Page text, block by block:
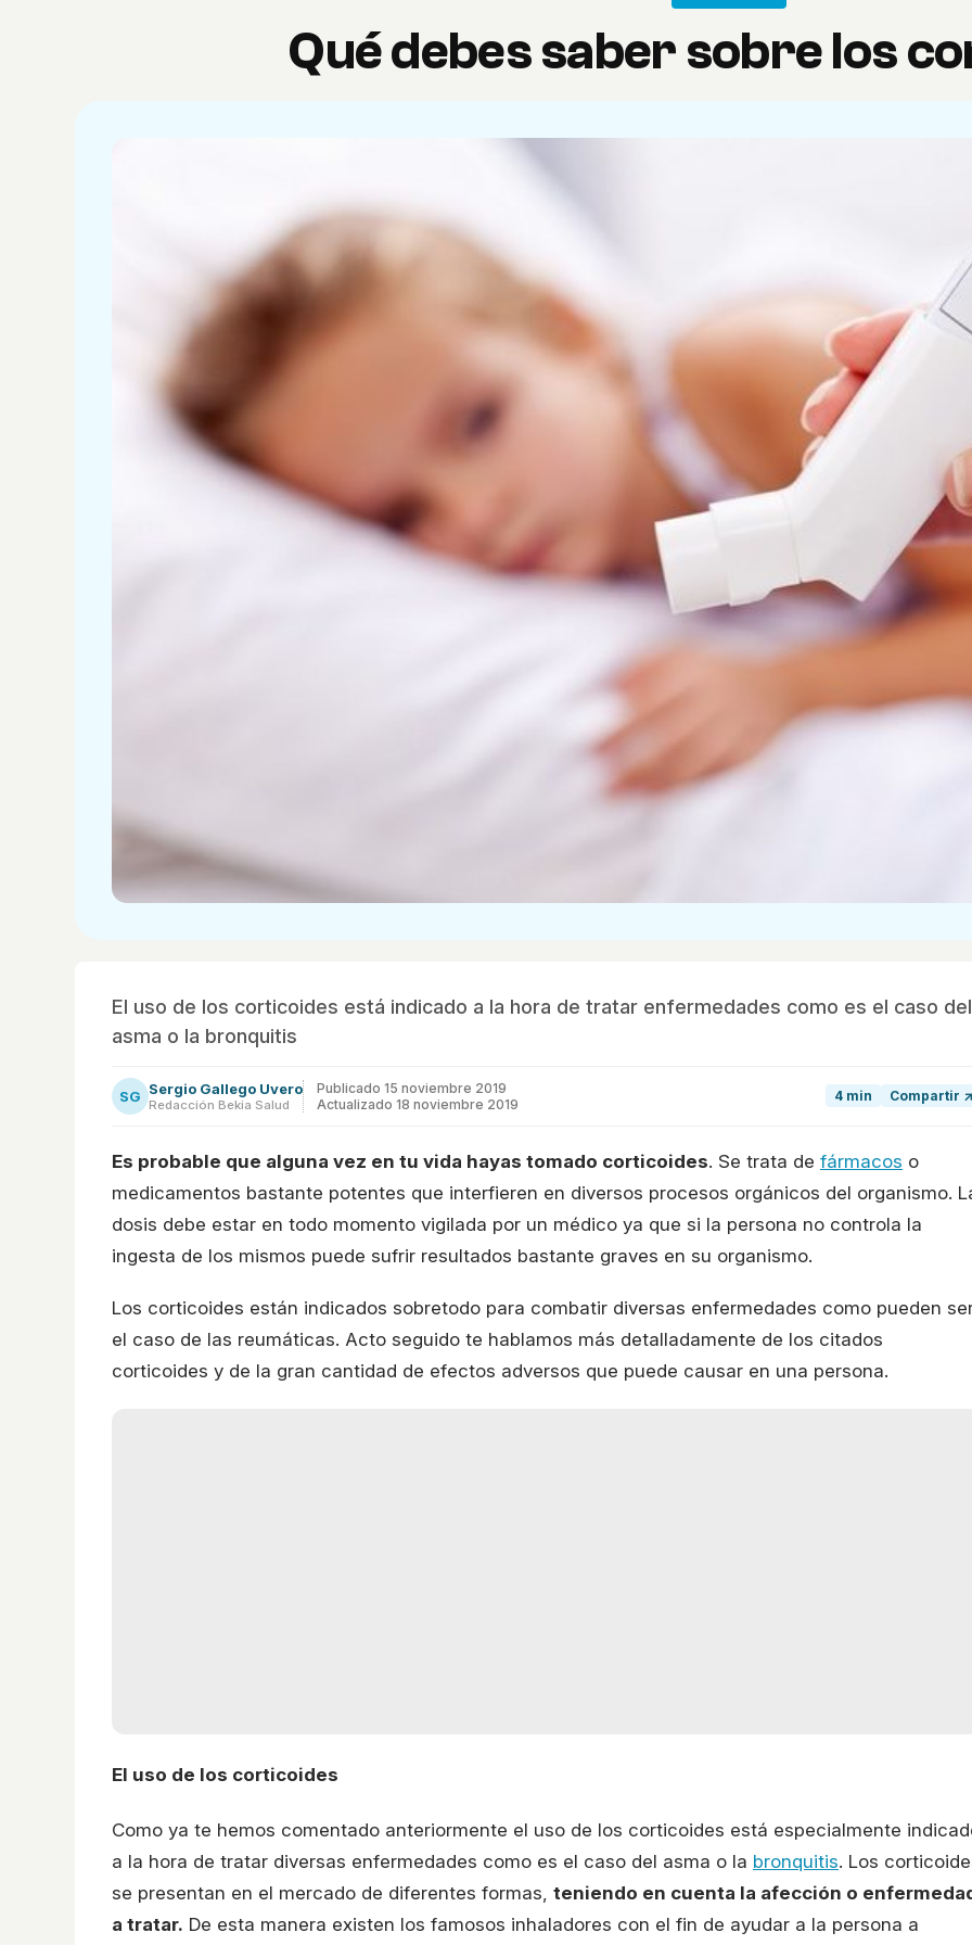
Qué debes saber sobre los
El uso de los corticoides está indicado a la hora de tratar enfermedades como es el caso del
asma o la bronquitis
SG Sergio Gallego Uvero
Redacción Bekia Salud
Publicado 15 noviembre 2019
Actualizado 18 noviembre 2019
4 min Compartir ↗
Es probable que alguna vez en tu vida hayas tomado corticoides. Se trata de fármacos o
medicamentos bastante potentes que interfieren en diversos procesos orgánicos del organismo.
dosis debe estar en todo momento vigilada por un médico ya que si la persona no controla la
ingesta de los mismos puede sufrir resultados bastante graves en su organismo.
Los corticoides están indicados sobretodo para combatir diversas enfermedades como pueden
el caso de las reumáticas. Acto seguido te hablamos más detalladamente de los citados
corticoides y de la gran cantidad de efectos adversos que puede causar en una persona.
El uso de los corticoides
Como ya te hemos comentado anteriormente el uso de los corticoides está especialmente
a la hora de tratar diversas enfermedades como es el caso del asma o la bronquitis. Los
se presentan en el mercado de diferentes formas, teniendo en cuenta la afección o
a tratar. De esta manera existen los famosos inhaladores con el fin de ayudar a la persona a